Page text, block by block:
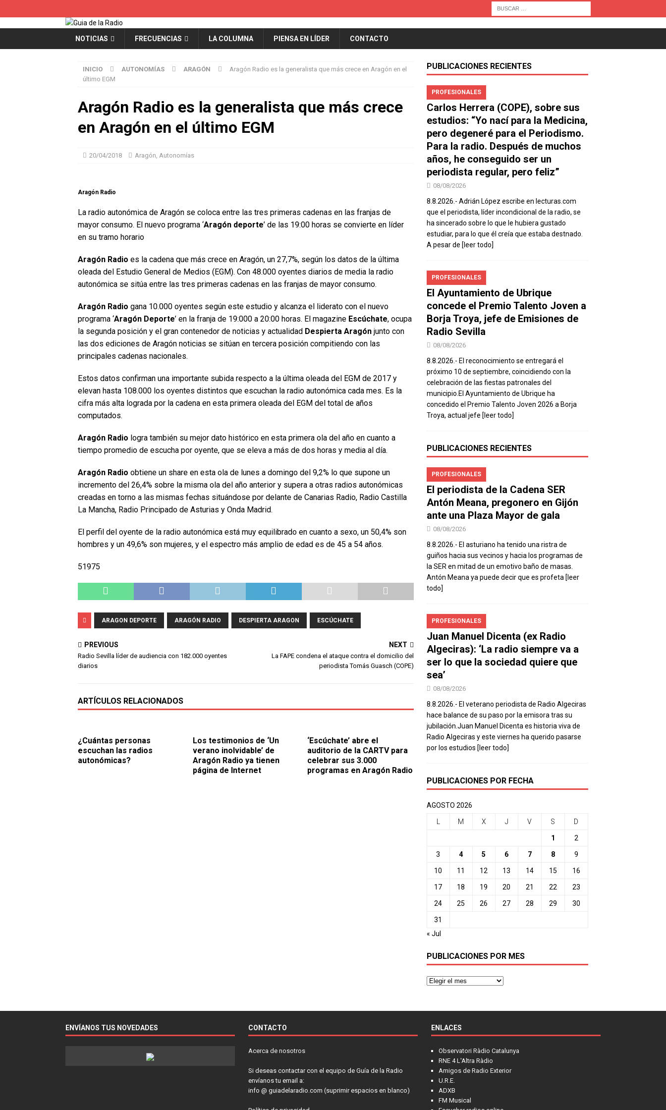
NOTICIAS FRECUENCIAS LA COLUMNA PIENSA EN LÍDER CONTACTO
INICIO AUTONOMÍAS ARAGÓN
Aragón Radio es la generalista que más crece en Aragón en el
último EGM
Aragón Radio es la generalista que más crece
en Aragón en el último EGM
20/04/2018 Aragón, Autonomías
Aragón Radio
La radio autonómica de Aragón se coloca entre las tres primeras cadenas en las franjas de
mayor consumo. El nuevo programa ‘Aragón deporte’ de las 19:00 horas se convierte en líder
en su tramo horario
Aragón Radio es la cadena que más crece en Aragón, un 27,7%, según los datos de la última
oleada del Estudio General de Medios (EGM). Con 48.000 oyentes diarios de media la radio
autonómica se sitúa entre las tres primeras cadenas en las franjas de mayor consumo.
Aragón Radio gana 10.000 oyentes según este estudio y alcanza el liderato con el nuevo
programa ‘Aragón Deporte’ en la franja de 19:000 a 20:00 horas. El magazine Escúchate, ocupa
la segunda posición y el gran contenedor de noticias y actualidad Despierta Aragón junto con
las dos ediciones de Aragón noticias se sitúan en tercera posición compitiendo con las
principales cadenas nacionales.
Estos datos confirman una importante subida respecto a la última oleada del EGM de 2017 y
elevan hasta 108.000 los oyentes distintos que escuchan la radio autonómica cada mes. Es la
cifra más alta lograda por la cadena en esta primera oleada del EGM del total de años
computados.
Aragón Radio logra también su mejor dato histórico en esta primera ola del año en cuanto a
tiempo promedio de escucha por oyente, que se eleva a más de dos horas y media al día.
Aragón Radio obtiene un share en esta ola de lunes a domingo del 9,2% lo que supone un
incremento del 26,4% sobre la misma ola del año anterior y supera a otras radios autonómicas
creadas en torno a las mismas fechas situándose por delante de Canarias Radio, Radio Castilla
La Mancha, Radio Principado de Asturias y Onda Madrid.
El perfil del oyente de la radio autonómica está muy equilibrado en cuanto a sexo, un 50,4% son
hombres y un 49,6% son mujeres, y el espectro más amplio de edad es de 45 a 54 años.
51975
ARAGON DEPORTE ARAGÓN RADIO DESPIERTA ARAGON ESCÚCHATE
PREVIOUS
Radio Sevilla líder de audiencia con 182.000 oyentes
diarios
NEXT
La FAPE condena el ataque contra el domicilio del
periodista Tomás Guasch (COPE)
ARTÍCULOS RELACIONADOS
¿Cuántas personas
escuchan las radios
autonómicas?
Los testimonios de ‘Un
verano inolvidable’ de
Aragón Radio ya tienen
página de Internet
‘Escúchate’ abre el
auditorio de la CARTV para
celebrar sus 3.000
programas en Aragón Radio
PUBLICACIONES RECIENTES
PROFESIONALES
Carlos Herrera (COPE), sobre sus
estudios: “Yo nací para la Medicina,
pero degeneré para el Periodismo.
Para la radio. Después de muchos
años, he conseguido ser un
periodista regular, pero feliz”
08/08/2026
8.8.2026.- Adrián López escribe en lecturas.com
que el periodista, líder incondicional de la radio, se
ha sincerado sobre lo que le hubiera gustado
estudiar, para lo que él creía que estaba destnado.
A pesar de [leer todo]
PROFESIONALES
El Ayuntamiento de Ubrique
concede el Premio Talento Joven a
Borja Troya, jefe de Emisiones de
Radio Sevilla
08/08/2026
8.8.2026.- El reconocimiento se entregará el
próximo 10 de septiembre, coincidiendo con la
celebración de las fiestas patronales del
municipio.El Ayuntamiento de Ubrique ha
concedido el Premio Talento Joven 2026 a Borja
Troya, actual jefe [leer todo]
PUBLICACIONES RECIENTES
PROFESIONALES
El periodista de la Cadena SER
Antón Meana, pregonero en Gijón
ante una Plaza Mayor de gala
08/08/2026
8.8.2026.- El asturiano ha tenido una ristra de
guiños hacia sus vecinos y hacia los programas de
la SER en mitad de un emotivo baño de masas.
Antón Meana ya puede decir que es profeta [leer
todo]
PROFESIONALES
Juan Manuel Dicenta (ex Radio
Algeciras): ‘La radio siempre va a
ser lo que la sociedad quiere que
sea’
08/08/2026
8.8.2026.- El veterano periodista de Radio Algeciras
hace balance de su paso por la emisora tras su
jubilación.Juan Manuel Dicenta es historia viva de
Radio Algeciras y este viernes ha querido pasarse
por los estudios [leer todo]
PUBLICACIONES POR FECHA
AGOSTO 2026
M X J V S D
1 2
3 4 5 6 7 8 9
10 11 12 13 14 15 16
17 18 19 20 21 22 23
24 25 26 27 28 29 30
31
« Jul
PUBLICACIONES POR MES
ENVÍANOS TUS NOVEDADES CONTACTO
Acerca de nosotros
Si deseas contactar con el equipo de Guía de la Radio
envíanos tu email a:
info @ guiadelaradio.com (suprimir espacios en blanco)
ENLACES
Observatori Ràdio Catalunya
RNE 4 L'Altra Ràdio
Amigos de Radio Exterior
U.R.E.
ADXB
FM Musical